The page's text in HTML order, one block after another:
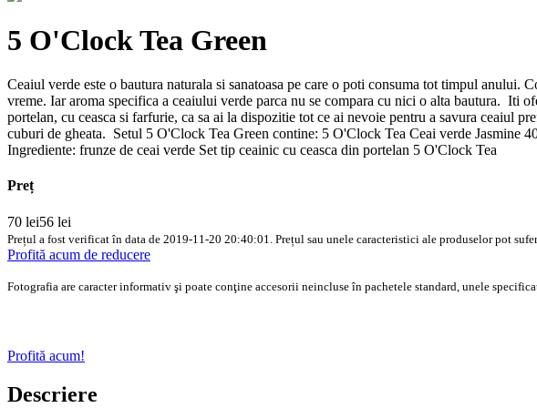
5 O'Clock Tea Green
Ceaiul verde este o bautura naturala si sanatoasa pe care o poti consuma tot timpul
vreme. Iar aroma specifica a ceaiului verde parca nu se compara cu nici o alta bautura. Iti
portelan, cu ceasca si farfurie, ca sa ai la dispozitie tot ce ai nevoie pentru a savura ceaiul
cuburi de gheata. Setul 5 O'Clock Tea Green contine: 5 O'Clock Tea Ceai verde Jasmine
Ingrediente: frunze de ceai verde Set tip ceainic cu ceasca din portelan 5 O'Clock Tea
Preț
70 lei56 lei
Prețul a fost verificat în data de 2019-11-20 20:40:01. Prețul sau unele caracteristici ale produselor pot
Profită acum de reducere
Fotografia are caracter informativ şi poate conţine accesorii neincluse în pachetele standard, unele
Profită acum!
Descriere